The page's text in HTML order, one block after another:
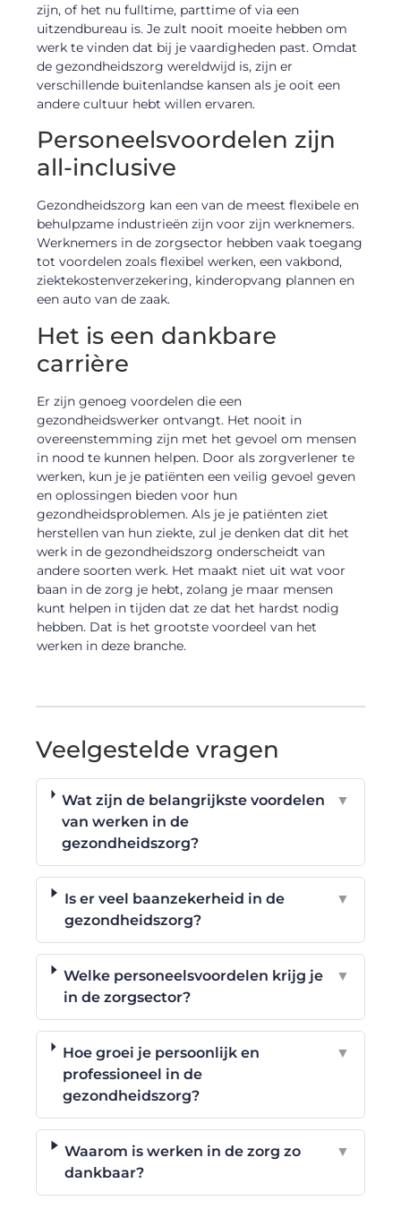
zijn, of het nu fulltime, parttime of via een
uitzendbureau is. Je zult nooit moeite hebben om
werk te vinden dat bij je vaardigheden past. Omdat
de gezondheidszorg wereldwijd is, zijn er
verschillende buitenlandse kansen als je ooit een
andere cultuur hebt willen ervaren.
Personeelsvoordelen zijn
all-inclusive
Gezondheidszorg kan een van de meest flexibele en
behulpzame industrieën zijn voor zijn werknemers.
Werknemers in de zorgsector hebben vaak toegang
tot voordelen zoals flexibel werken, een vakbond,
ziektekostenverzekering, kinderopvang plannen en
een auto van de zaak.
Het is een dankbare
carrière
Er zijn genoeg voordelen die een
gezondheidswerker ontvangt. Het nooit in
overeenstemming zijn met het gevoel om mensen
in nood te kunnen helpen. Door als zorgverlener te
werken, kun je je patiënten een veilig gevoel geven
en oplossingen bieden voor hun
gezondheidsproblemen. Als je je patiënten ziet
herstellen van hun ziekte, zul je denken dat dit het
werk in de gezondheidszorg onderscheidt van
andere soorten werk. Het maakt niet uit wat voor
baan in de zorg je hebt, zolang je maar mensen
kunt helpen in tijden dat ze dat het hardst nodig
hebben. Dat is het grootste voordeel van het
werken in deze branche.
Veelgestelde vragen
Wat zijn de belangrijkste voordelen
van werken in de
gezondheidszorg?
▼
Is er veel baanzekerheid in de
gezondheidszorg?
▼
Welke personeelsvoordelen krijg je
in de zorgsector?
▼
Hoe groei je persoonlijk en
professioneel in de
gezondheidszorg?
▼
Waarom is werken in de zorg zo
dankbaar?
▼